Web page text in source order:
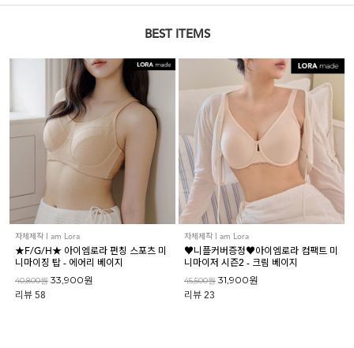
아니타스포츠 파르페 고사드 스트랩리스
BEST ITEMS
자체제작 I am Lora
★F/G/H★ 아이엠로라 펀칭 스포츠 미
니마이징 탑 - 에어리 베이지
40,800원 33,900원
리뷰 58
자체제작 I am Lora
♥니플커버증정♥아이엠로라 컴팩트 미
니마이저 시즌2 - 크림 베이지
45,500원 31,900원
리뷰 23